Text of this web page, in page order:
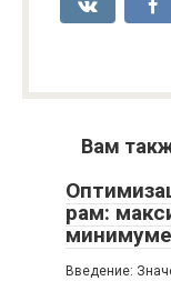
Вам
рам:
Введение: